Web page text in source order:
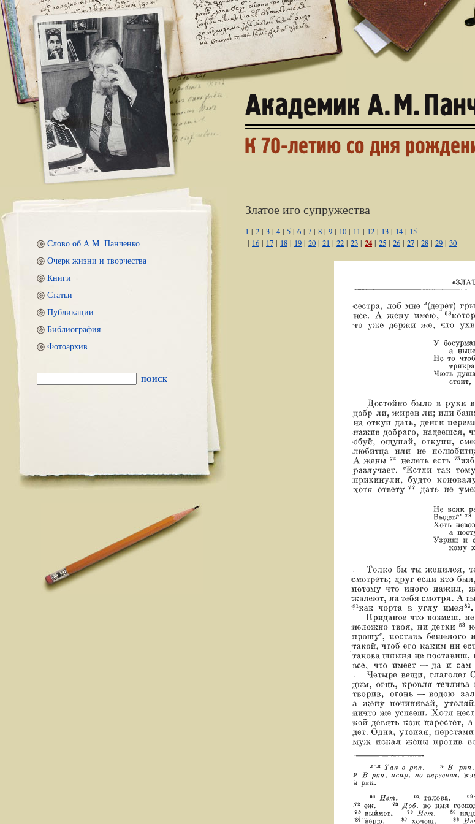
Слово об А.М. Панченко
Очерк жизни и творчества
Книги
Статьи
Публикации
Библиография
Фотоархив
ПОИСК
Златое иго супружества
1 | 2 | 3 | 4 | 5 | 6 | 7 | 8 | 9 | 10 | 11 | 12 | 13 | 14 | 15
| 16 | 17 | 18 | 19 | 20 | 21 | 22 | 23 | 24 | 25 | 26 | 27 | 28 | 29 | 30